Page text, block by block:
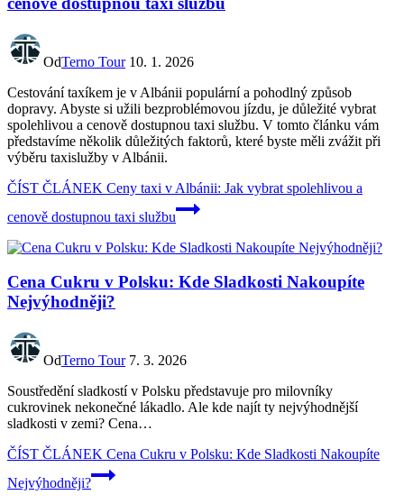
OdTerno Tour 10. 1. 2026
Cestování taxíkem je v Albánii populární a pohodlný způsob
dopravy. Abyste si užili bezproblémovou jízdu, je důležité vybrat
spolehlivou a cenově dostupnou taxi službu. V tomto článku vám
představíme několik důležitých faktorů, které byste měli zvážit při
výběru taxislužby v Albánii.
ČÍST ČLÁNEK Ceny taxi v Albánii: Jak vybrat spolehlivou a
cenově dostupnou taxi službu
Cena Cukru v Polsku: Kde Sladkosti Nakoupíte
Nejvýhodněji?
OdTerno Tour 7. 3. 2026
Soustředění sladkostí v Polsku představuje pro milovníky
cukrovinek nekonečné lákadlo. Ale kde najít ty nejvýhodnější
sladkosti v zemi? Cena…
ČÍST ČLÁNEK Cena Cukru v Polsku: Kde Sladkosti Nakoupíte
Nejvýhodněji?